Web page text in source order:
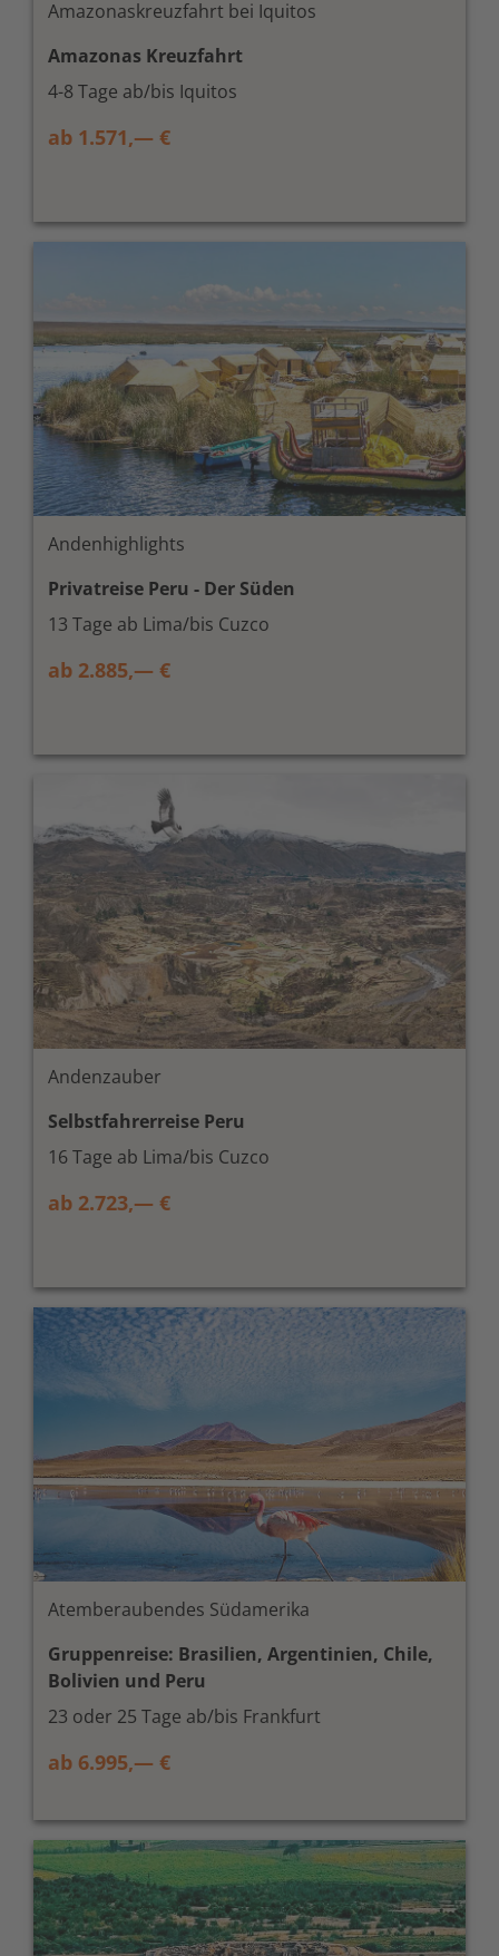
Amazonaskreuzfahrt bei Iquitos
Amazonas Kreuzfahrt
4-8 Tage ab/bis Iquitos
ab 1.571,— €
Andenhighlights
Privatreise Peru - Der Süden
13 Tage ab Lima/bis Cuzco
ab 2.885,— €
Andenzauber
Selbstfahrerreise Peru
16 Tage ab Lima/bis Cuzco
ab 2.723,— €
Atemberaubendes Südamerika
Gruppenreise: Brasilien, Argentinien, Chile,
Bolivien und Peru
23 oder 25 Tage ab/bis Frankfurt
ab 6.995,— €